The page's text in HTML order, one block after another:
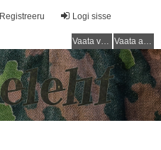
Logi sisse
Registreeru
Vaata vastamata teemasi Vaata aktiivseid teemasid